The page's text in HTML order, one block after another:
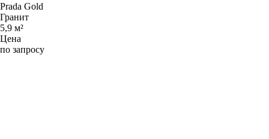
Prada Gold
Гранит
5,9 м²
Цена
по запросу